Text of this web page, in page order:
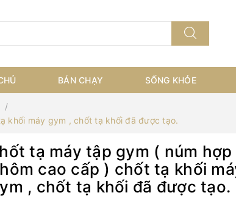
BÁN CHẠY SỐNG KHỎE
khối máy gym , chốt tạ khối đã được tạo.
tạ máy tập gym ( núm hợp
cao cấp ) chốt tạ khối
, chốt tạ khối đã được tạo.